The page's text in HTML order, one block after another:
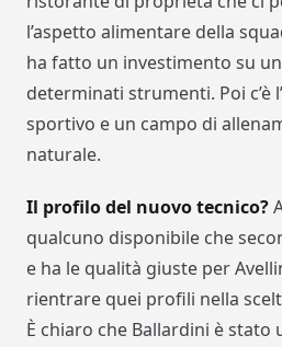
l’aspetto alimentare della
ha fatto un investimento su
determinati strumenti. Poi c’è
sportivo e un campo di
naturale.
Il profilo del nuovo tecnico?
qualcuno disponibile che
e ha le qualità giuste per
rientrare quei profili nella
È chiaro che Ballardini è stato